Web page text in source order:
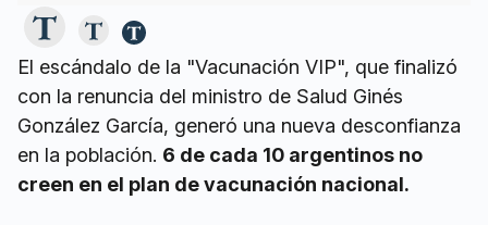
El escándalo de la "Vacunación VIP", que finalizó
con la renuncia del ministro de Salud Ginés
González García, generó una nueva desconfianza
en la población. 6 de cada 10 argentinos no
creen en el plan de vacunación nacional.